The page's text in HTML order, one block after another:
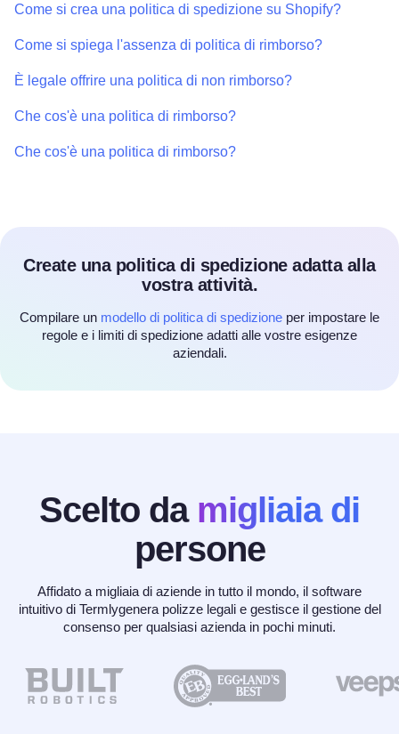
Come si crea una politica di spedizione su Shopify?
Come si spiega l'assenza di politica di rimborso?
È legale offrire una politica di non rimborso?
Che cos'è una politica di rimborso?
Che cos'è una politica di rimborso?
Create una politica di spedizione adatta alla
vostra attività.
Compilare un modello di politica di spedizione per impostare le
regole e i limiti di spedizione adatti alle vostre esigenze
aziendali.
Scelto da migliaia di
persone
Affidato a migliaia di aziende in tutto il mondo, il software
intuitivo di Termlygenera polizze legali e gestisce il gestione del
consenso per qualsiasi azienda in pochi minuti.